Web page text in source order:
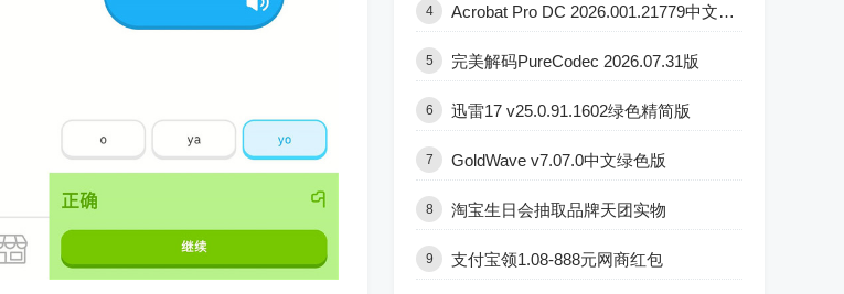
4 Acrobat Pro DC 2026.001.21779中文直装版
5 完美解码PureCodec 2026.07.31版
6 迅雷17 v25.0.91.1602绿色精简版
7 GoldWave v7.07.0中文绿色版
8 淘宝生日会抽取品牌天团实物
9 支付宝领1.08-888元网商红包